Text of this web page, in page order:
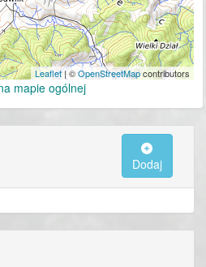
Leaflet| ©OpenStreetMapcontributors
mapie ogólnej
Dodaj